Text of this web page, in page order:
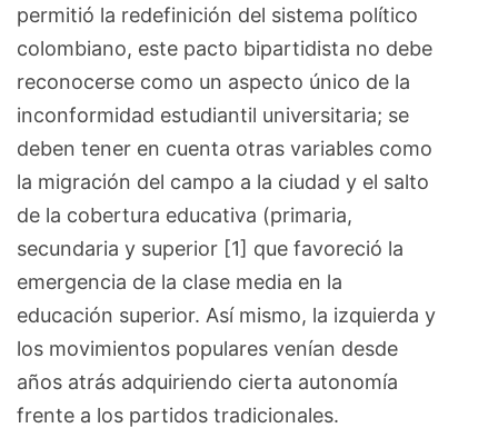
permitió la redefinición del sistema político
colombiano, este pacto bipartidista no debe
reconocerse como un aspecto único de la
inconformidad estudiantil universitaria; se
deben tener en cuenta otras variables como
la migración del campo a la ciudad y el salto
de la cobertura educativa (primaria,
secundaria y superior [1] que favoreció la
emergencia de la clase media en la
educación superior. Así mismo, la izquierda y
los movimientos populares venían desde
años atrás adquiriendo cierta autonomía
frente a los partidos tradicionales.